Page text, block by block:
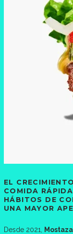
EL
COMIDA
HÁBITOS DE
UNA MAYOR
Desde 2021,